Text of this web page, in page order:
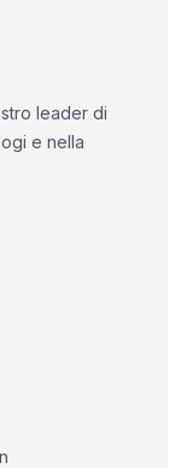
leader di
e nella